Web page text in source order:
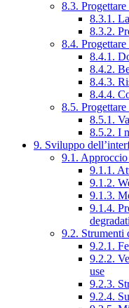
8.3.
8.3.1.
8.3.2.
8.4.
8.4.1.
8.4.2.
8.4.3.
8.4.4.
8.5.
8.5.1.
8.5.2. I
9. Sviluppo
9.1.
9.1.1.
9.1.2.
9.1.3.
9.1.4.
9.2. Strumenti
9.2.1.
9.2.2.
use
9.2.3.
9.2.4.